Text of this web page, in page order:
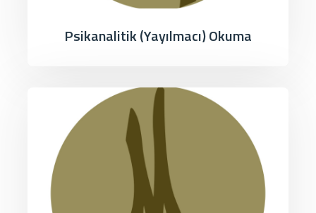
Psikanalitik (Yayılmacı) Okuma